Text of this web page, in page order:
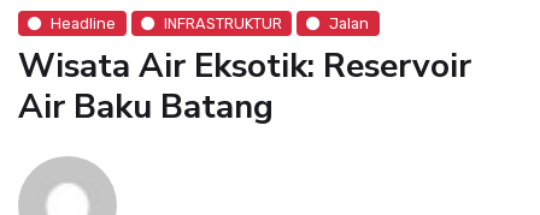
Headline INFRASTRUKTUR Jalan
Wisata Air Eksotik: Reservoir
Air Baku Batang